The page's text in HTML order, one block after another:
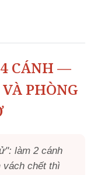
CÁNH —
PHÒNG
làm 2 cánh
vách chết thì